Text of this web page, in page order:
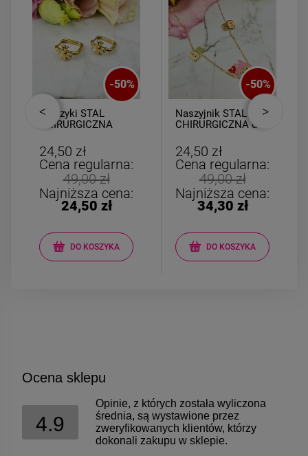
-50%
Kolczyki STAL
CHIRURGICZNA
24,50 zł
Cena regularna:
49,00 zł
Najniższa cena:
24,50 zł
DO KOSZYKA
-50%
Naszyjnik STAL
CHIRURGICZNA dla
24,50 zł
Cena regularna:
49,00 zł
Najniższa cena:
34,30 zł
DO KOSZYKA
Ocena sklepu
4.9
Opinie, z których została wyliczona
średnia, są wystawione przez
zweryfikowanych klientów, którzy
dokonali zakupu w sklepie.